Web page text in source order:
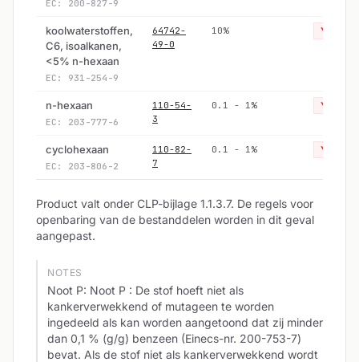
EC: 200-827-9
koolwaterstoffen,
C6, isoalkanen,
<5% n-hexaan
EC: 931-254-9
64742-
49-0
10% Yes
n-hexaan
EC: 203-777-6
110-54-
3
0.1 - 1% Yes
cyclohexaan
EC: 203-806-2
110-82-
7
0.1 - 1% Yes
Product valt onder CLP-bijlage 1.1.3.7. De regels voor
openbaring van de bestanddelen worden in dit geval
aangepast.
NOTES
Noot P: Noot P : De stof hoeft niet als
kankerverwekkend of mutageen te worden
ingedeeld als kan worden aangetoond dat zij minder
dan 0,1 % (g/g) benzeen (Einecs-nr. 200-753-7)
bevat. Als de stof niet als kankerverwekkend wordt